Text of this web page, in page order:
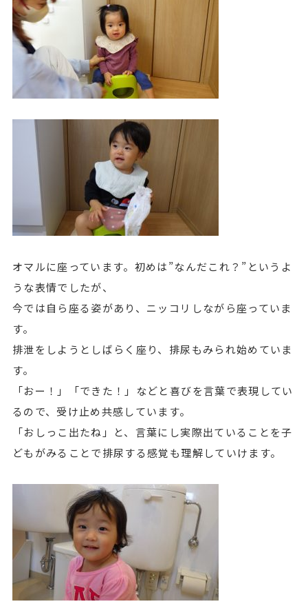
オマルに座っています。初めは”なんだこれ？”というよ
うな表情でしたが、
今では自ら座る姿があり、ニッコリしながら座っていま
す。
排泄をしようとしばらく座り、排尿もみられ始めていま
す。
「おー！」「できた！」などと喜びを言葉で表現してい
るので、受け止め共感しています。
「おしっこ出たね」と、言葉にし実際出ていることを子
どもがみることで排尿する感覚も理解していけます。